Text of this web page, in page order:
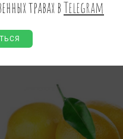
травах вTelegram